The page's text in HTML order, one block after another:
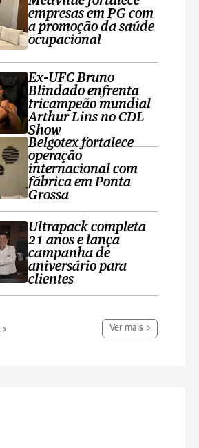
empresas em PG com
a promoção da saúde
ocupacional
Ex-UFC Bruno
Blindado enfrenta
tricampeão mundial
Arthur Lins no CDL
Show
Belgotex fortalece
operação
internacional com
fábrica em Ponta
Grossa
Ultrapack completa
21 anos e lança
campanha de
aniversário para
clientes
Ver mais